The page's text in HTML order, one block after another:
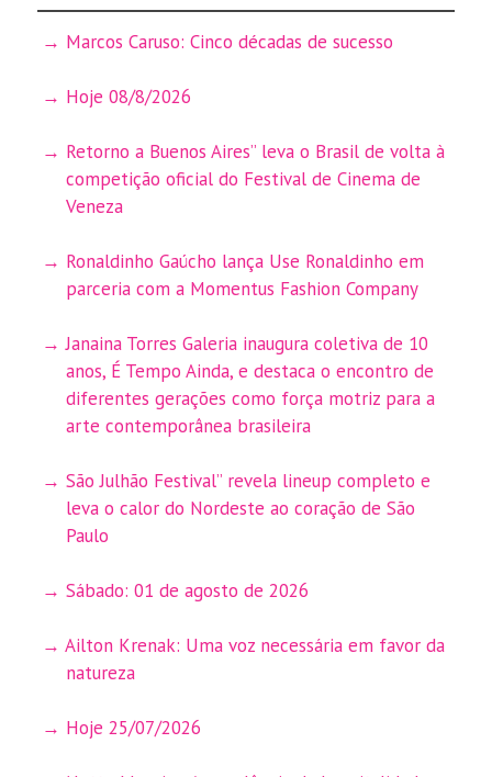
Marcos Caruso: Cinco décadas de sucesso
Hoje 08/8/2026
Retorno a Buenos Aires” leva o Brasil de volta à
competição oficial do Festival de Cinema de
Veneza
Ronaldinho Gaúcho lança Use Ronaldinho em
parceria com a Momentus Fashion Company
Janaina Torres Galeria inaugura coletiva de 10
anos, É Tempo Ainda, e destaca o encontro de
diferentes gerações como força motriz para a
arte contemporânea brasileira
São Julhão Festival” revela lineup completo e
leva o calor do Nordeste ao coração de São
Paulo
Sábado: 01 de agosto de 2026
Ailton Krenak: Uma voz necessária em favor da
natureza
Hoje 25/07/2026